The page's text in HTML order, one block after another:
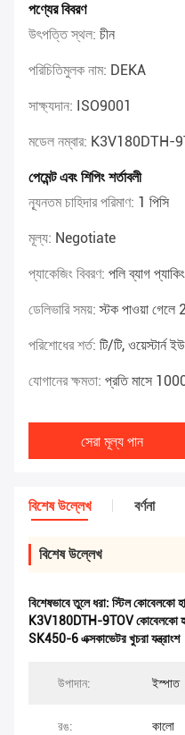
পণ্যের বিবরণ
উৎপত্তি স্থল: চীন
পরিচিতিমুলক নাম: DEKA
সাক্ষ্যদান: ISO9001
মডেল নম্বার: K3V180DTH-
পেমেন্ট এবং শিপিং শর্তাবলী
ন্যূনতম চাহিদার পরিমাণ: 1 পিসি
মূল্য: Negotiate
প্যাকেজিং বিবরণ: পলি ব্যাগ
ডেলিভারি সময়:স্টক পাওয়া গেলে
পরিশোধের শর্ত: টি/টি, ওয়েস্টার্ন
যোগানের ক্ষমতা: প্রতি মাসে
সেরা মূল্য পান
বিশেষ উল্লেখ বর্ণনা
বিশেষ উল্লেখ
বিশেষভাবে তুলে ধরা: স্টিল কোবেলকো
K3V180DTH-9TOV কোবেলকো
SK450-6 এক্সকাভেটর খুচরা যন্ত্রাংশ
উপাদান: ইস্পাত
রঙ: কালো